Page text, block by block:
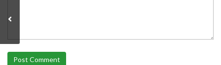
Post Comment